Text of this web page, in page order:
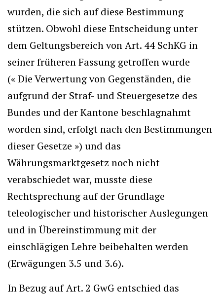
wurden, die sich auf diese Bestimmung
stützen. Obwohl diese Entscheidung unter
dem Geltungsbereich von Art. 44 SchKG in
seiner früheren Fassung getroffen wurde
(« Die Verwertung von Gegenständen, die
aufgrund der Straf- und Steuergesetze des
Bundes und der Kantone beschlagnahmt
worden sind, erfolgt nach den Bestimmungen
dieser Gesetze ») und das
Währungsmarktgesetz noch nicht
verabschiedet war, musste diese
Rechtsprechung auf der Grundlage
teleologischer und historischer Auslegungen
und in Übereinstimmung mit der
einschlägigen Lehre beibehalten werden
(Erwägungen 3.5 und 3.6).
In Bezug auf Art. 2 GwG entschied das